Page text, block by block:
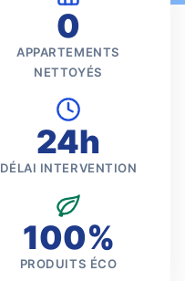
0
APPARTEMENTS
NETTOYÉS
24h
DÉLAI INTERVENTION
100%
PRODUITS ÉCO